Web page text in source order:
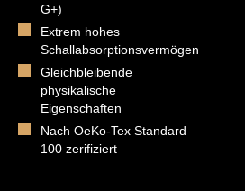
G+)
Extrem hohes
Schallabsorptionsvermögen
Gleichbleibende
physikalische
Eigenschaften
Nach OeKo-Tex Standard
100 zerifiziert